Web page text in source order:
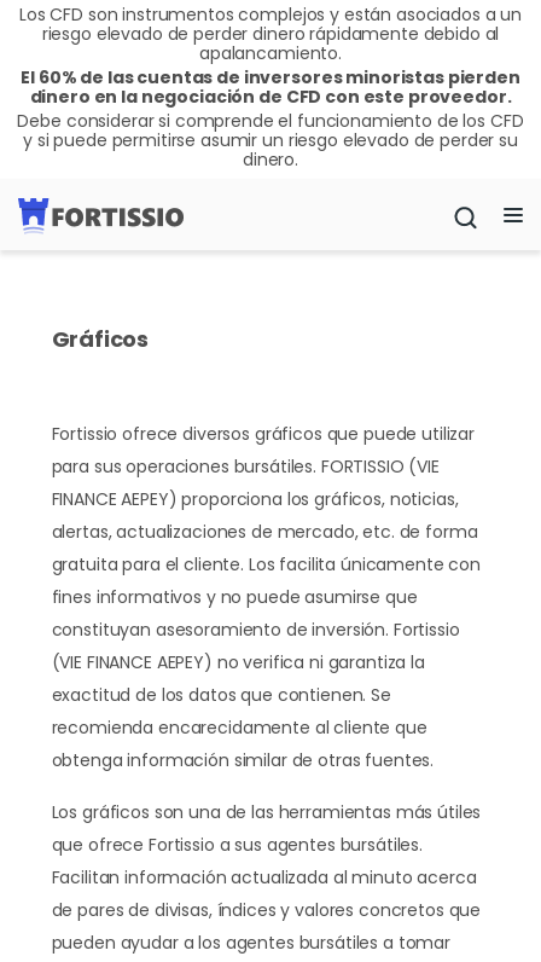
Los CFD son instrumentos complejos y están asociados a un
riesgo elevado de perder dinero rápidamente debido al
apalancamiento.
El 60% de las cuentas de inversores minoristas pierden
dinero en la negociación de CFD con este proveedor.
Debe considerar si comprende el funcionamiento de los CFD
y si puede permitirse asumir un riesgo elevado de perder su
dinero.
Gráficos
Fortissio ofrece diversos gráficos que puede utilizar
para sus operaciones bursátiles. FORTISSIO (VIE
FINANCE AEPEY) proporciona los gráficos, noticias,
alertas, actualizaciones de mercado, etc. de forma
gratuita para el cliente. Los facilita únicamente con
fines informativos y no puede asumirse que
constituyan asesoramiento de inversión. Fortissio
(VIE FINANCE AEPEY) no verifica ni garantiza la
exactitud de los datos que contienen. Se
recomienda encarecidamente al cliente que
obtenga información similar de otras fuentes.
Los gráficos son una de las herramientas más útiles
que ofrece Fortissio a sus agentes bursátiles.
Facilitan información actualizada al minuto acerca
de pares de divisas, índices y valores concretos que
pueden ayudar a los agentes bursátiles a tomar